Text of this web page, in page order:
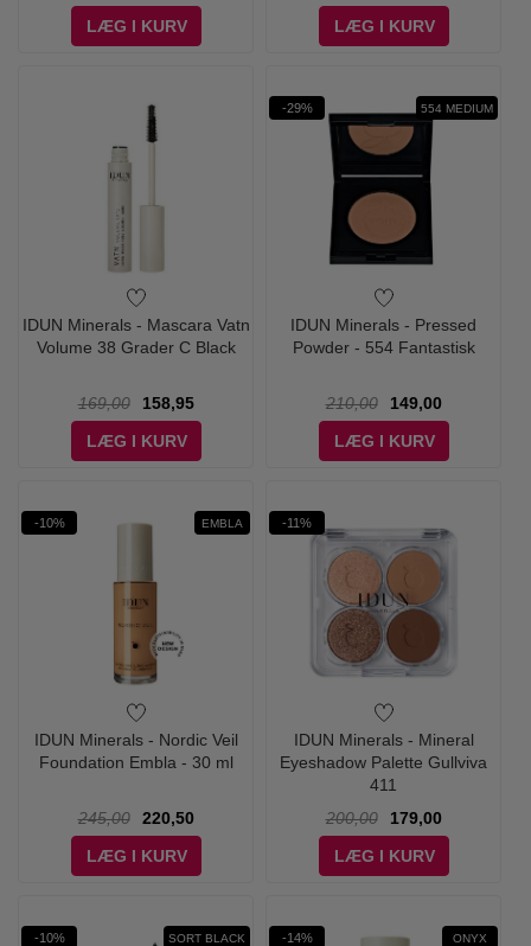
LÆG I KURV LÆG I KURV
IDUN Minerals - Mascara Vatn
Volume 38 Grader C Black
169,00
158,95
LÆG I KURV
-29% 554 MEDIUM
IDUN Minerals - Pressed
Powder - 554 Fantastisk
210,00
149,00
LÆG I KURV
-10% EMBLA
IDUN Minerals - Nordic Veil
Foundation Embla - 30 ml
245,00
220,50
LÆG I KURV
-11%
IDUN Minerals - Mineral
Eyeshadow Palette Gullviva
411
200,00
179,00
LÆG I KURV
-10% SORT BLACK -14% ONYX